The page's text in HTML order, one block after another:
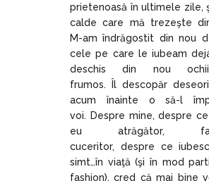
prietenoasă în ultimele zile,
calde care mă trezeşte
M-am îndrăgostit din nou
cele pe care le iubeam
deschis din nou
frumos. Îl descopăr
acum înainte o să-l
voi. Despre mine, despre
eu atrăgător,
cuceritor, despre ce
simt…în viaţă (şi în mod
fashion), cred că mai bine